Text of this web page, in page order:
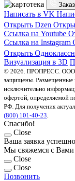
Написать в VK
Открыть Dzen
Ссылка на Youtube
Ссылка на Instagram
Открыть
Визуализация в 3D
© 2026. ПРОПРЕСС.
защищены. Размещенные
исключительно
офертой, определяемой
РФ. Для получения
(800) 101-40-23
Спасибо!
Close
Ваша заявка
Мы свяжемся с Вами
Close
Close
Позвонить